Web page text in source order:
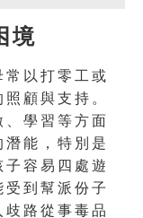
境
以打零工或
顧與支持。
學習等方面
能，特別是
容易四處遊
到幫派份子
路從事毒品